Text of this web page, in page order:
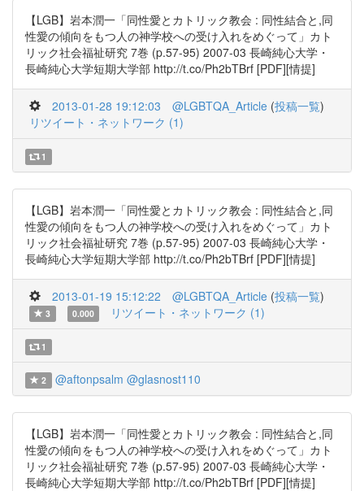
【LGB】岩本潤一「同性愛とカトリック教会 : 同性結合と,同
性愛の傾向をもつ人の神学校への受け入れをめぐって」カト
リック社会福祉研究 7巻 (p.57-95) 2007-03 長崎純心大学・
長崎純心大学短期大学部 http://t.co/Ph2bTBrf [PDF][情提]
2013-01-28 19:12:03 @LGBTQA_Article (投稿一覧)
リツイート・ネットワーク (1)
1
【LGB】岩本潤一「同性愛とカトリック教会 : 同性結合と,同
性愛の傾向をもつ人の神学校への受け入れをめぐって」カト
リック社会福祉研究 7巻 (p.57-95) 2007-03 長崎純心大学・
長崎純心大学短期大学部 http://t.co/Ph2bTBrf [PDF][情提]
2013-01-19 15:12:22 @LGBTQA_Article (投稿一覧)
3 0.000 リツイート・ネットワーク (1)
1
2 @aftonpsalm @glasnost110
【LGB】岩本潤一「同性愛とカトリック教会 : 同性結合と,同
性愛の傾向をもつ人の神学校への受け入れをめぐって」カト
リック社会福祉研究 7巻 (p.57-95) 2007-03 長崎純心大学・
長崎純心大学短期大学部 http://t.co/Ph2bTBrf [PDF][情提]